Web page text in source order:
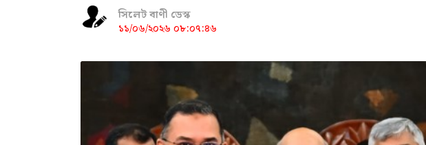
সিলেট বাণী ডেস্ক
১১/০৬/২০২৬ ০৮:০৭:৪৬